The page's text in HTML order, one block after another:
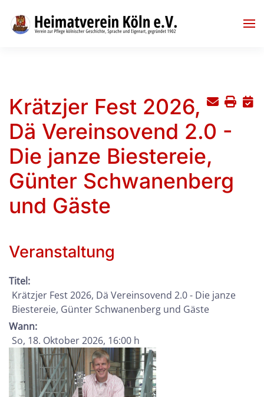
Skip to main content
Krätzjer Fest 2026,
Dä Vereinsovend 2.0 -
Die janze Biestereie,
Günter Schwanenberg
und Gäste
Veranstaltung
Titel:
Krätzjer Fest 2026, Dä Vereinsovend 2.0 - Die janze
Biestereie, Günter Schwanenberg und Gäste
Wann:
So, 18. Oktober 2026, 16:00 h